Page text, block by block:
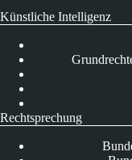
Künstliche Intelligenz
Rechtsprechung